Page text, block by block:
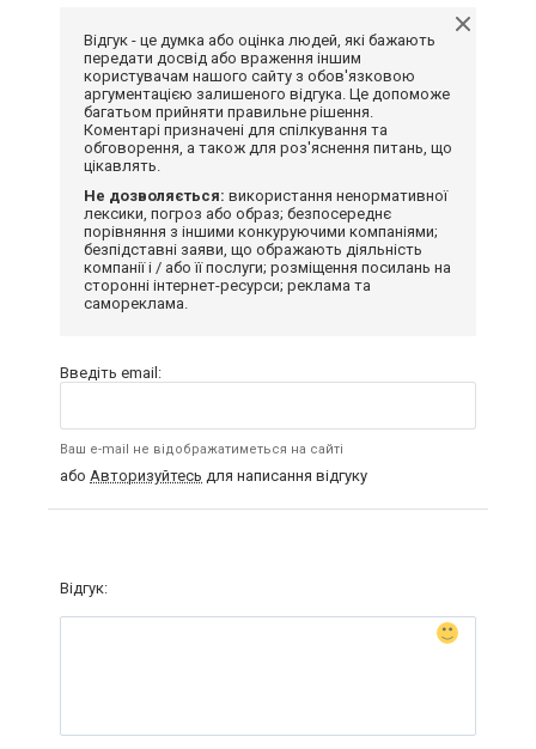
Відгук - це думка або оцінка людей, які бажають
передати досвід або враження іншим
користувачам нашого сайту з обов'язковою
аргументацією залишеного відгука. Це допоможе
багатьом прийняти правильне рішення.
Коментарі призначені для спілкування та
обговорення, а також для роз'яснення питань, що
цікавлять.
Не дозволяється: використання ненормативної
лексики, погроз або образ; безпосереднє
порівняння з іншими конкуруючими компаніями;
безпідставні заяви, що ображають діяльність
компанії і / або її послуги; розміщення посилань на
сторонні інтернет-ресурси; реклама та
самореклама.
Введіть email:
Ваш e-mail не відображатиметься на сайті
або Авторизуйтесь для написання відгуку
Відгук: